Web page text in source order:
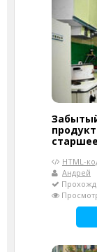
HTML-
Андрей